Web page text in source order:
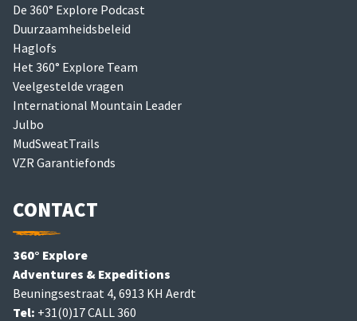
De 360° Explore Podcast
Duurzaamheidsbeleid
Haglofs
Het 360° Explore Team
Veelgestelde vragen
International Mountain Leader
Julbo
MudSweatTrails
VZR Garantiefonds
CONTACT
360° Explore
Adventures & Expeditions
Beuningsestraat 4, 6913 KH Aerdt
Tel: +31(0)17 CALL 360